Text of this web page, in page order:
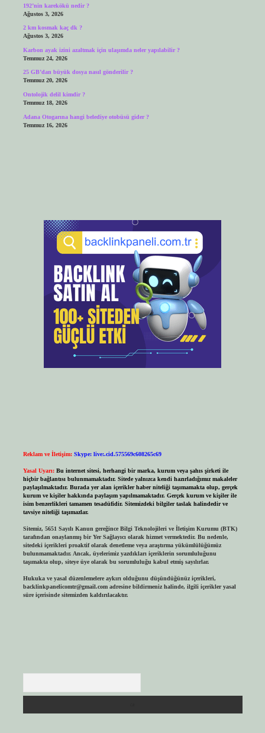
192’nin karekökü nedir ?
Ağustos 3, 2026
2 km kosmak kaç dk ?
Ağustos 3, 2026
Karbon ayak izini azaltmak için ulaşımda neler yapılabilir ?
Temmuz 24, 2026
25 GB’dan büyük dosya nasıl gönderilir ?
Temmuz 20, 2026
Ontolojik delil kimdir ?
Temmuz 18, 2026
Adana Otogarına hangi belediye otobüsü gider ?
Temmuz 16, 2026
Reklam ve İletişim: Skype: live:.cid.575569c608265c69
Yasal Uyarı: Bu internet sitesi, herhangi bir marka, kurum veya şahıs şirketi ile
hiçbir bağlantısı bulunmamaktadır. Sitede yalnızca kendi hazırladığımız makaleler
paylaşılmaktadır. Burada yer alan içerikler haber niteliği taşımamakta olup, gerçek
kurum ve kişiler hakkında paylaşım yapılmamaktadır. Gerçek kurum ve kişiler ile
isim benzerlikleri tamamen tesadüfidir. Sitemizdeki bilgiler taslak halindedir ve
tavsiye niteliği taşımazlar.
Sitemiz, 5651 Sayılı Kanun gereğince Bilgi Teknolojileri ve İletişim Kurumu (BTK)
tarafından onaylanmış bir Yer Sağlayıcı olarak hizmet vermektedir. Bu nedenle,
sitedeki içerikleri proaktif olarak denetleme veya araştırma yükümlülüğümüz
bulunmamaktadır. Ancak, üyelerimiz yazdıkları içeriklerin sorumluluğunu
taşımakta olup, siteye üye olarak bu sorumluluğu kabul etmiş sayılırlar.
Hukuka ve yasal düzenlemelere aykırı olduğunu düşündüğünüz içerikleri,
backlinkpanelicomtr@gmail.comadresine bildirmeniz halinde, ilgili içerikler yasal
süre içerisinde sitemizden kaldırılacaktır.